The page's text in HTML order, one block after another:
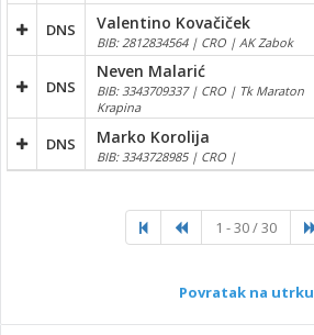
DNS Valentino Kovačiček
BIB: 2812834564 | CRO | AK Zabok
DNS
Neven Malarić
BIB: 3343709337 | CRO | Tk Maraton
Krapina
DNS Marko Korolija
BIB: 3343728985 | CRO |
1 - 30 / 30
Povratak na utrku